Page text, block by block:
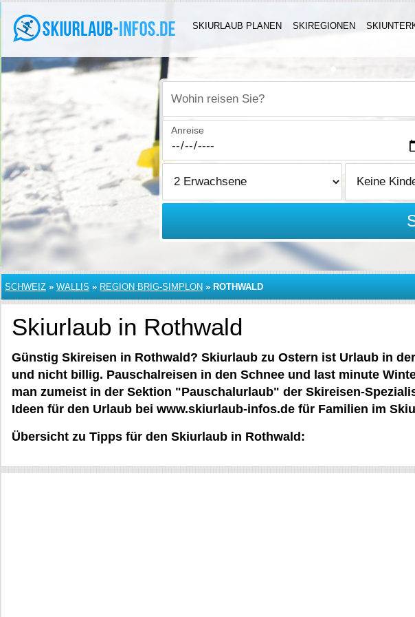
SKIURLAUB PLANEN SKIREGIONEN
Wohin reisen Sie?
Anreise
SCHWEIZ » WALLIS » REGION BRIG-SIMPLON » ROTHWALD
Skiurlaub in Rothwald
Günstig Skireisen in Rothwald? Skiurlaub zu Ostern ist Urlaub in
und nicht billig. Pauschalreisen in den Schnee und last minute
man zumeist in der Sektion "Pauschalurlaub" der Skireisen-
Ideen für den Urlaub bei www.skiurlaub-infos.de für Familien im
Übersicht zu Tipps für den Skiurlaub in Rothwald: